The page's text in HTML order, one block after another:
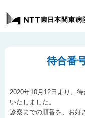
待合番
2020年10月12日より、
いたしました。
診察までの順番を、お好